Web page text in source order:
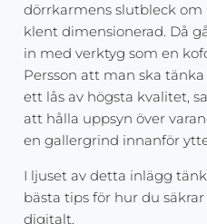
dörrkarmens slutbleck
klent dimensionerad. Då
in med verktyg som en
Persson att man ska
ett lås av högsta kvalitet,
att hålla uppsyn över
en gallergrind innanför
I ljuset av detta inlägg
bästa tips för hur du
digitalt.